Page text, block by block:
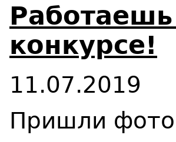
конкурсе!
11.07.2019
Пришли